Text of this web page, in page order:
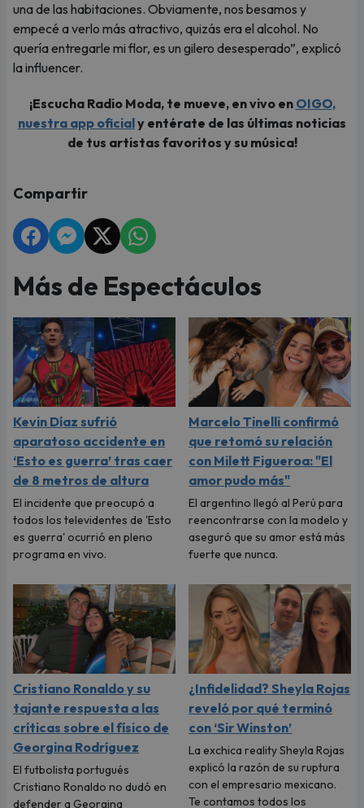
una de las habitaciones. Obviamente, nos besamos y
empecé a verlo más atractivo, quizás era el alcohol. No
quería entregarle mi flor, es un gilero desesperado”, explicó
la influencer.
¡Escucha Radio Moda, te mueve, en vivo en OIGO,
nuestra app oficialy entérate de las últimas noticias
de tus artistas favoritos y su música!
Compartir
Más de Espectáculos
Kevin Díaz sufrió
aparatoso accidente en
‘Esto es guerra’ tras caer
de 8 metros de altura
El incidente que preocupó a
todos los televidentes de 'Esto
es guerra' ocurrió en pleno
programa en vivo.
Marcelo Tinelli confirmó
que retomó su relación
con Milett Figueroa: "El
amor pudo más"
El argentino llegó al Perú para
reencontrarse con la modelo y
aseguró que su amor está más
fuerte que nunca.
Cristiano Ronaldo y su
tajante respuesta a las
críticas sobre el físico de
Georgina Rodríguez
El futbolista portugués
Cristiano Ronaldo no dudó en
defender a Georgina
¿Infidelidad? Sheyla Rojas
reveló por qué terminó
con ‘Sir Winston’
La exchica reality Sheyla Rojas
explicó la razón de su ruptura
con el empresario mexicano.
Te contamos todos los